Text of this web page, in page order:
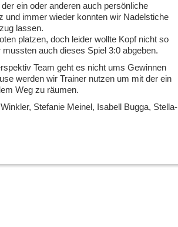
ein oder anderen auch persönliche
und immer wieder konnten wir Nadelstiche
lassen.
platzen, doch leider wollte Kopf nicht so
auch dieses Spiel 3:0 abgeben.
Team geht es nicht ums Gewinnen
werden wir Trainer nutzen um mit der ein
Weg zu räumen.
Stefanie Meinel, Isabell Bugga, Stella-